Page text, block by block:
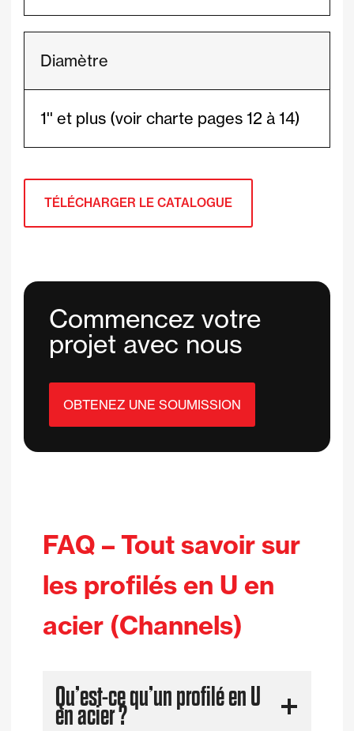
Diamètre
1'' et plus (voir charte pages 12 à 14)
TÉLÉCHARGER LE CATALOGUE
Commencez votre
projet avec nous
OBTENEZ UNE SOUMISSION
FAQ – Tout savoir sur
les profilés en U en
acier (Channels)
Qu’est-ce qu’un profilé en U
en acier ?